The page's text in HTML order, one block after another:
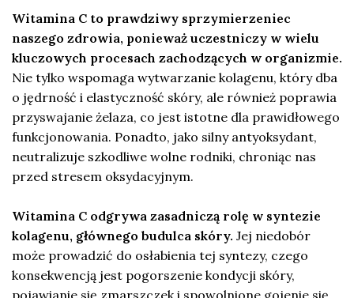
Witamina C to prawdziwy sprzymierzeniec
naszego zdrowia, ponieważ uczestniczy w wielu
kluczowych procesach zachodzących w organizmie.
Nie tylko wspomaga wytwarzanie kolagenu, który dba
o jędrność i elastyczność skóry, ale również poprawia
przyswajanie żelaza, co jest istotne dla prawidłowego
funkcjonowania. Ponadto, jako silny antyoksydant,
neutralizuje szkodliwe wolne rodniki, chroniąc nas
przed stresem oksydacyjnym.
Witamina C odgrywa zasadniczą rolę w syntezie
kolagenu, głównego budulca skóry. Jej niedobór
może prowadzić do osłabienia tej syntezy, czego
konsekwencją jest pogorszenie kondycji skóry,
pojawianie się zmarszczek i spowolnione gojenie się